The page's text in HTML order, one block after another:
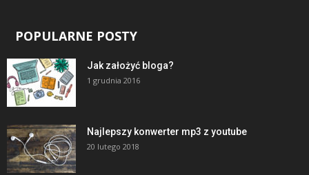
POPULARNE POSTY
Jak założyć bloga?
1 grudnia 2016
Najlepszy konwerter mp3 z youtube
20 lutego 2018